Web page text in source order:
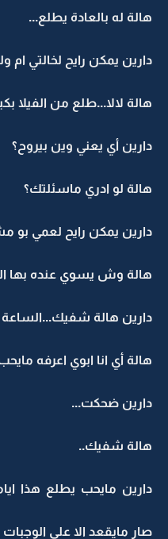
هالة له بالعادة يطلع...
دارين يمكن رايح لخالتي ام
هالة لالا...طلع من الفيلا
دارين أي يعني وين بيروح؟
هالة لو ادري ماسئلتك؟
دارين يمكن رايح لعمي بو
هالة وش يسوي عنده بها
دارين هالة
هالة أي انا ابوي اعرفه
دارين ضحكت...
هالة شفيك..
دارين مايحب يطلع هذا
صار مايقعد الا على